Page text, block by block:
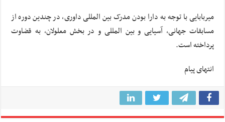
میرباباییبا توجه به دارا بودن مدرک بینالمللیداوری، در چندین دوره از
مسابقات جهانی، آسیایی و بین المللی و در بخش معلولان، به قضاوت
پرداخته است.
انتهای پیام